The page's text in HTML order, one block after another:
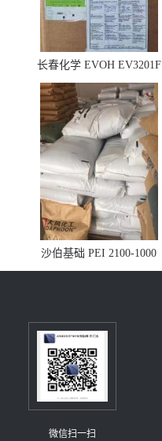
长春化学 EVOH EV3201F
沙伯基础 PEI 2100-1000
微信扫一扫